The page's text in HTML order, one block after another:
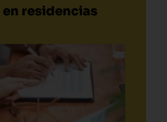
residencias